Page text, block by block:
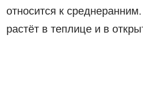
относится к
растёт в теплице и в